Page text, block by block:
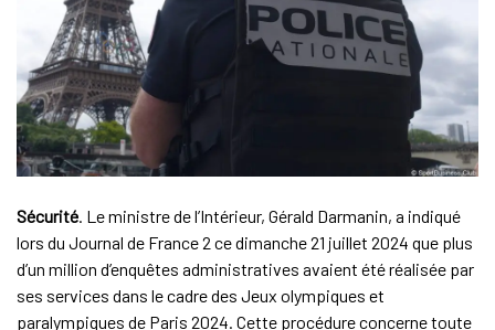
Sécurité. Le ministre de l’Intérieur, Gérald Darmanin, a indiqué
lors du Journal de France 2 ce dimanche 21 juillet 2024 que plus
d’un million d’enquêtes administratives avaient été réalisée par
ses services dans le cadre des Jeux olympiques et
paralympiques de Paris 2024. Cette procédure concerne toute